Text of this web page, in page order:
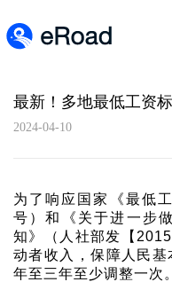
2024-04-10
为了响应国家《最低
号）和《关于进一步
知》（人社部发【
动者收入，保障人民
年至三年至少调整一次。